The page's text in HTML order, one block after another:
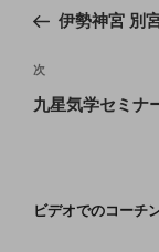
ナ
ビ
ゲ
ン
の
稿
伊勢神宮 別
次
の
次
九星気学セミナ
ビデオでのコーチ